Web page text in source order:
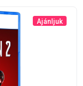
Ajánljuk